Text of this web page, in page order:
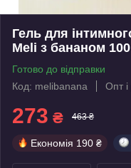
Гель для
Meli з бананом
Готово до відправки
Код: melibanana
Опт і
273 ₴ 463 ₴
Економія 190 ₴